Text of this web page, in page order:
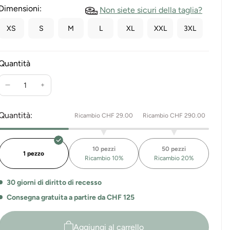
Non siete sicuri della taglia?
XS S M L XL XXL 3XL
Riduci
quantità
per
la
maglietta
donna
Lola
con
Aumenta
la
maglietta
da
donna
Lola
con
Ricambio CHF 29.00 Ricambio CHF 290.00
1 pezzo
10 pezzi
Ricambio 10%
50 pezzi
Ricambio 20%
30 giorni di diritto di recesso
Consegna gratuita a partire da CHF 125
Aggiungi al carrello